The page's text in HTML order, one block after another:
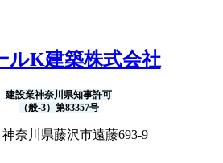
建設業神奈川県知事許可
（般-3）第83357号
神奈川県藤沢市遠藤693-9